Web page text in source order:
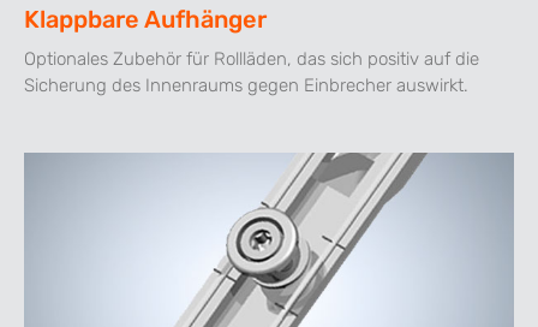
Klappbare Aufhänger
Optionales Zubehör für Rollläden, das sich positiv auf die
Sicherung des Innenraums gegen Einbrecher auswirkt.